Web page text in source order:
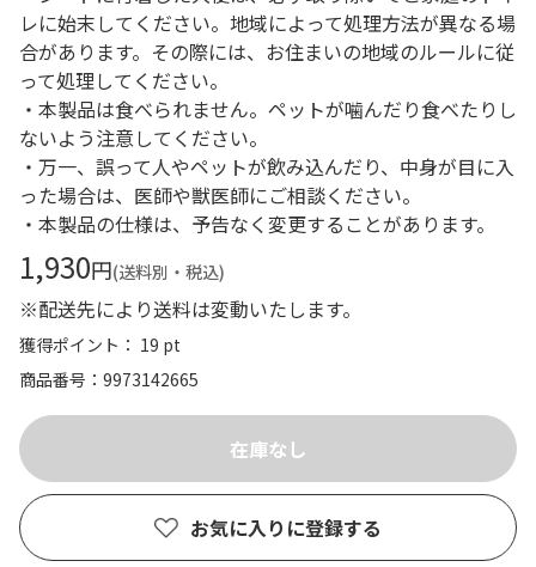
レに始末してください。地域によって処理方法が異なる場
合があります。その際には、お住まいの地域のルールに従
って処理してください。
・本製品は食べられません。ペットが噛んだり食べたりし
ないよう注意してください。
・万一、誤って人やペットが飲み込んだり、中身が目に入
った場合は、医師や獣医師にご相談ください。
・本製品の仕様は、予告なく変更することがあります。
1,930円(送料別・税込)
※配送先により送料は変動いたします。
獲得ポイント： 19 pt
商品番号
9973142665
お気に入りに登録する